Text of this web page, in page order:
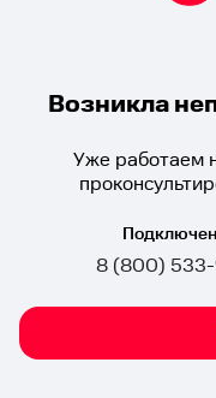
Возникла
Уже работаем
8 (800) 533-